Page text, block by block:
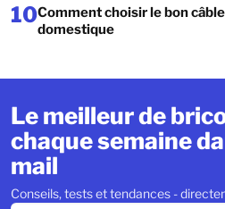
10Comment choisir le bon
domestique
Le meilleur de
chaque semaine
mail
Conseils, tests et tendances -